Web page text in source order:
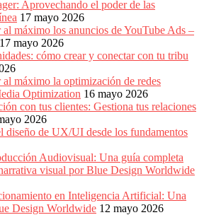
Aprovechando el poder de las
17 mayo 2026
máximo los anuncios de YouTube Ads –
17 mayo 2026
cómo crear y conectar con tu tribu
máximo la optimización de redes
Optimization 16 mayo 2026
con tus clientes: Gestiona tus relaciones
2026
diseño de UX/UI desde los fundamentos
Audiovisual: Una guía completa
visual por Blue Design Worldwide
en Inteligencia Artificial: Una
Design Worldwide 12 mayo 2026